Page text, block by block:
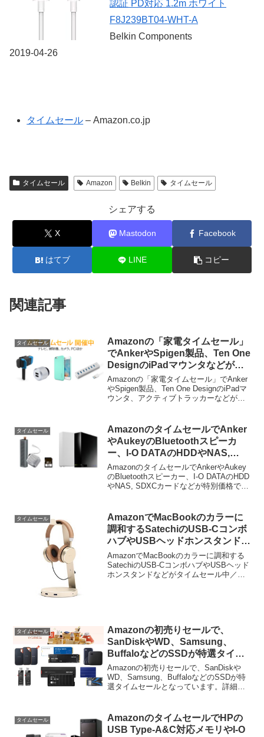
認証 PD対応 1.2m ホワイト
F8J239BT04-WHT-A
Belkin Components
2019-04-26
タイムセール – Amazon.co.jp
タイムセール Amazon Belkin タイムセール
シェアする
X Mastodon Facebook
はてブ LINE コピー
関連記事
タイムセール
Amazonの「家電タイムセール」
でAnkerやSpigen製品、Ten One
DesignのiPadマウンタなどが特
別価格で販売中。
Amazonの「家電タイムセール」でAnker
やSpigen製品、Ten One DesignのiPadマ
ウンタ、アクティブトラッカーなどが特
タイムセール
AmazonのタイムセールでAnker
やAukeyのBluetoothスピーカ
ー、I-O DATAのHDDやNAS,
SDXCカードなどが特別価格で販
売中。
AmazonのタイムセールでAnkerやAukey
のBluetoothスピーカー、I-O DATAのHDD
やNAS, SDXCカードなどが特別価格で販
タイムセール
AmazonでMacBookのカラーに
調和するSatechiのUSB-Cコンボ
ハブやUSBヘッドホンスタンドな
どがタイムセール中／予定。
AmazonでMacBookのカラーに調和する
SatechiのUSB-CコンボハブやUSBヘッド
ホンスタンドなどがタイムセール中／予
タイムセール
Amazonの初売りセールで、
SanDiskやWD、Samsung、
BuffaloなどのSSDが特選タイム
セール中。
Amazonの初売りセールで、SanDiskや
WD、Samsung、BuffaloなどのSSDが特
選タイムセールとなっています。詳細は
タイムセール
AmazonのタイムセールでHPの
USB Type-A&C対応メモリやI-O